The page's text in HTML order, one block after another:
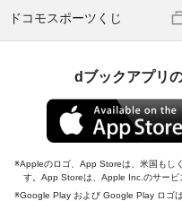
ドコモスポーツくじ
dブックアプリ
Appleのロゴ、App Storeは、米国もし
す。App Storeは、Apple Inc.のサービ
Google Play および Google Play ロゴ